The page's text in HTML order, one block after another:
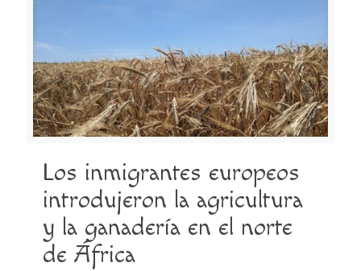
Los inmigrantes europeos
introdujeron la agricultura
y la ganadería en el norte
de África